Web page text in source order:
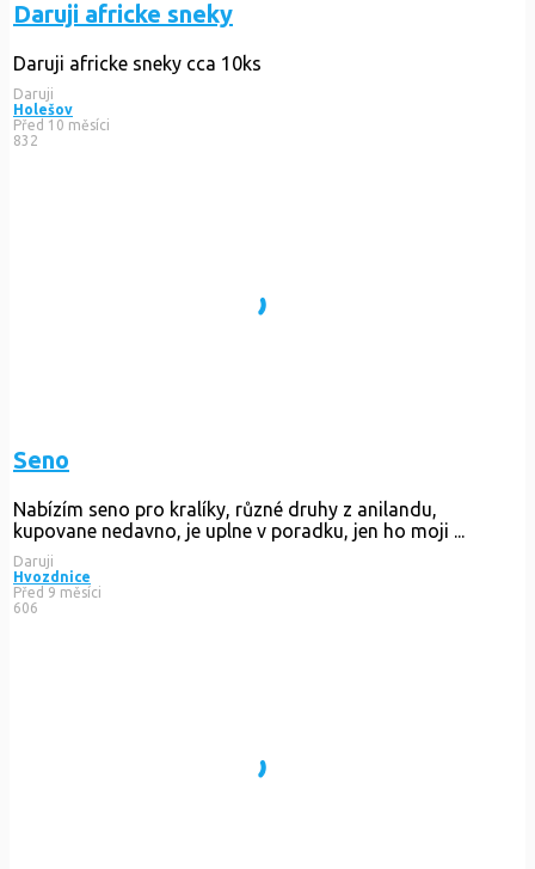
Daruji africke sneky
Daruji africke sneky cca 10ks
Daruji
Holešov
Před 10 měsíci
832
Seno
Nabízím seno pro kralíky, různé druhy z anilandu,
kupovane nedavno, je uplne v poradku, jen ho moji ...
Daruji
Hvozdnice
Před 9 měsíci
606